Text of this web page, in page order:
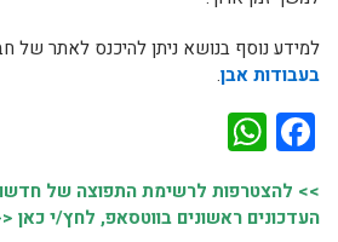
למידע נוסף בנושא ניתן להיכנס לאתר של
בעבודות אבן.
Facebook
>> להצטרפות לרשימת התפוצה של
העדכונים ראשונים בווטסאפ, לחץ/י כאן